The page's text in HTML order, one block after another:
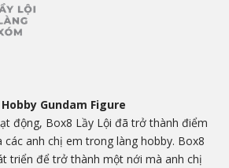
Gundam Figure
động, Box8 Lầy Lội đã trở thành điểm
anh chị em trong làng hobby. Box8
triển để trở thành một nới mà anh chị